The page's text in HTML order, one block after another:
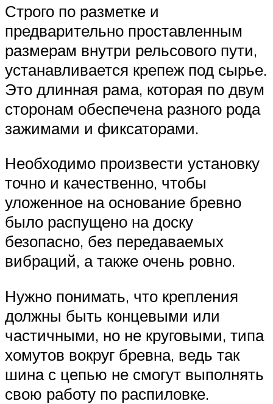
Строго по разметке и
предварительно проставленным
размерам внутри рельсового пути,
устанавливается крепеж под сырье.
Это длинная рама, которая по двум
сторонам обеспечена разного рода
зажимами и фиксаторами.
Необходимо произвести установку
точно и качественно, чтобы
уложенное на основание бревно
было распущено на доску
безопасно, без передаваемых
вибраций, а также очень ровно.
Нужно понимать, что крепления
должны быть концевыми или
частичными, но не круговыми, типа
хомутов вокруг бревна, ведь так
шина с цепью не смогут выполнять
свою работу по распиловке.